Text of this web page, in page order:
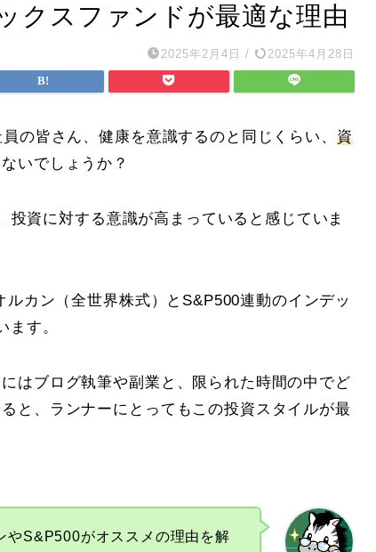
クスファンドが最適な理由
2025年2月4日 / 2025年4月28日
の皆さん、健康を意識するのと同じくらい、 資
いでしょうか？
資に対する意識が高まっていると感じていま
カン（全世界株式）とS&P500連動のインデッ
ます。
はブログ執筆や副業と、限られた時間の中でど
と、ランナーにとってもこの投資スタイルが最
やS&P500がオススメの理由を解